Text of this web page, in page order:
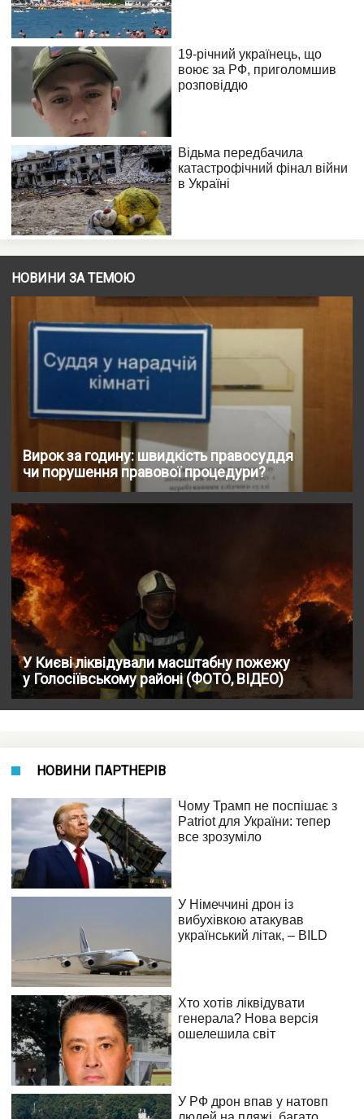
НОВИНИ ЗА ТЕМОЮ
Вирок за годину: швидкість правосуддя
чи порушення правової процедури?
У Києві ліквідували масштабну пожежу
у Голосіївському районі (ФОТО, ВІДЕО)
НОВИНИ ПАРТНЕРІВ